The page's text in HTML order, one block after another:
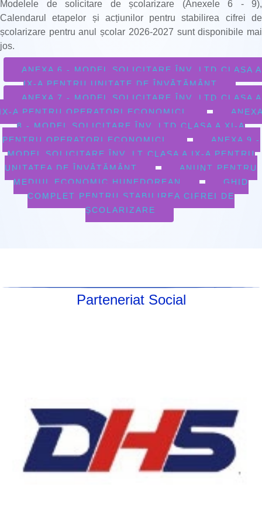
Modelele de solicitare de școlarizare (Anexele 6 - 9),
Calendarul etapelor și acțiunilor pentru stabilirea cifrei de
școlarizare pentru anul școlar 2026-2027 sunt disponibile mai
jos.
ANEXA 6 - MODEL SOLICITARE ÎNV. LTD CLASA A
IX-A PENTRU UNITATE DE ÎNVĂȚĂMÂNT
ANEXA 7 - MODEL SOLICITARE ÎNV. LTD CLASA A
A PENTRU OPERATORI ECONOMICI
8 - MODEL SOLICITARE ÎNV. LTD CLASA A XI-A
PENTRU OPERATORI ECONOMICI
ANEXA 9 -
MODEL SOLICITARE ÎNV. LT CLASA A IX-A PENTRU
UNITATEA DE ÎNVĂȚĂMÂNT
ANUNȚ PENTRU
MEDIUL ECONOMIC HUNEDOREAN
GHID
COMPLET PENTRU STABILIREA CIFREI DE
ȘCOLARIZARE
Parteneriat Social